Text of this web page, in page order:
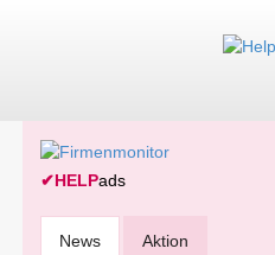
✔HELPads
News Aktion